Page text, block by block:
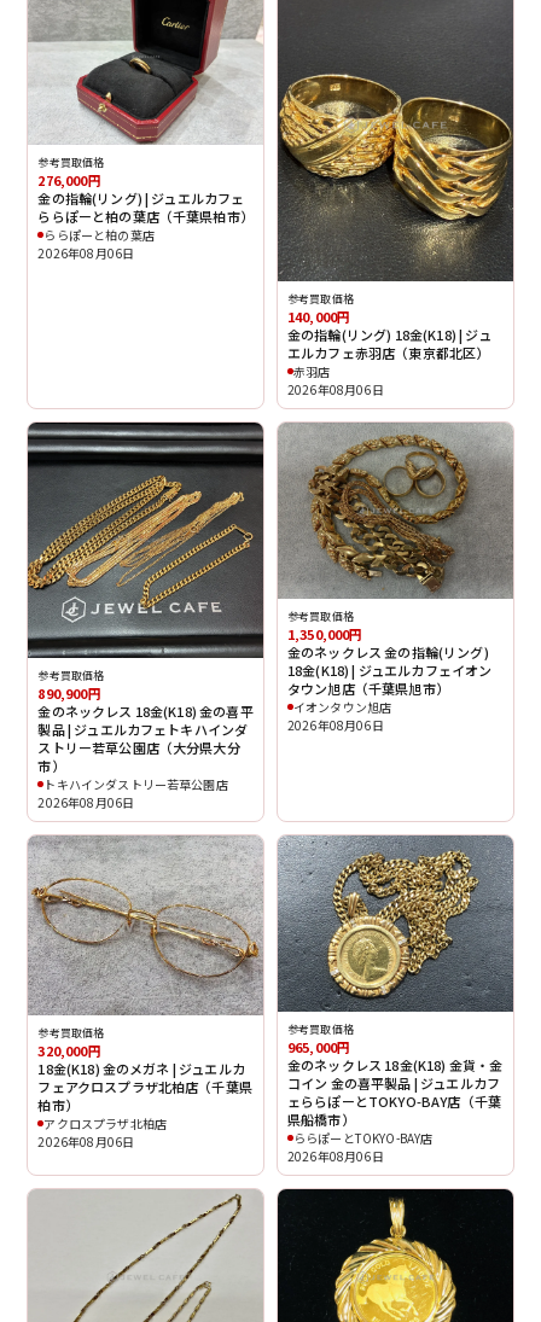
参考買取価格
276,000円
金の指輪(リング) | ジュエルカフェ
ららぽーと柏の葉店（千葉県柏市）
ららぽーと柏の葉店
2026年08月06日
参考買取価格
140,000円
金の指輪(リング) 18金(K18) | ジュ
エルカフェ赤羽店（東京都北区）
赤羽店
2026年08月06日
参考買取価格
890,900円
金のネックレス 18金(K18) 金の喜平
製品 | ジュエルカフェトキハインダ
ストリー若草公園店（大分県大分
市）
トキハインダストリー若草公園店
2026年08月06日
参考買取価格
1,350,000円
金のネックレス 金の指輪(リング)
18金(K18) | ジュエルカフェイオン
タウン旭店（千葉県旭市）
イオンタウン旭店
2026年08月06日
参考買取価格
320,000円
18金(K18) 金のメガネ | ジュエルカ
フェアクロスプラザ北柏店（千葉県
柏市）
アクロスプラザ北柏店
2026年08月06日
参考買取価格
965,000円
金のネックレス 18金(K18) 金貨・金
コイン 金の喜平製品 | ジュエルカフ
ェららぽーとTOKYO-BAY店（千葉
県船橋市）
ららぽーとTOKYO-BAY店
2026年08月06日